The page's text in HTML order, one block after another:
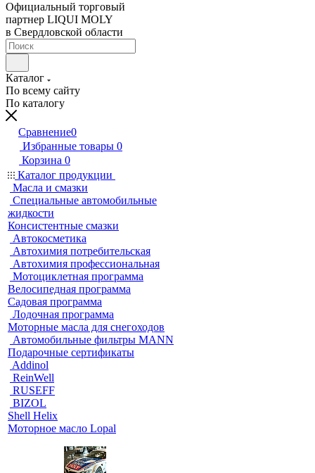
Официальный торговый
партнер LIQUI MOLY
в Свердловской области
Каталог
По всему сайту
По каталогу
Сравнение0
Избранные товары 0
Корзина 0
Каталог продукции
Масла и смазки
Специальные автомобильные
жидкости
Консистентные смазки
Автокосметика
Автохимия потребительская
Автохимия профессиональная
Мотоциклетная программа
Велосипедная программа
Садовая программа
Лодочная программа
Моторные масла для снегоходов
Автомобильные фильтры MANN
Подарочные сертификаты
Addinol
ReinWell
RUSEFF
BIZOL
Shell Helix
Моторное масло Lopal